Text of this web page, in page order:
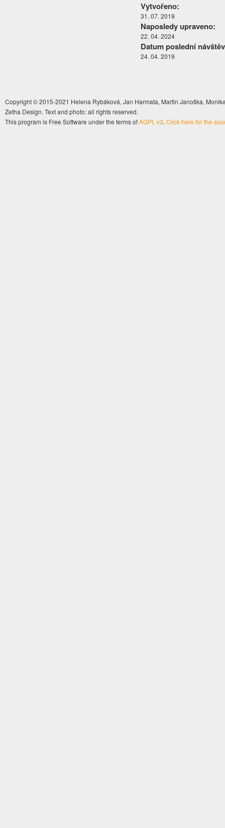
Vytvořeno:
31. 07. 2019
Naposledy upraveno:
22. 04. 2024
Datum poslední
24. 04. 2019
Copyright © 2015-2021 Helena Rybáková, Jan Harmata, Martin Janoška,
Zetha Design. Text and photo: all rights reserved.
This program is Free Software under the terms ofAGPL v3. Click here for the